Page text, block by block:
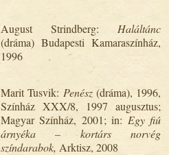
August Strindberg: Haláltánc
(dráma) Budapesti Kamaraszínház,
1996
Marit Tusvik: Penész(dráma), 1996,
Színház XXX/8, 1997 augusztus;
Magyar Színház, 2001; in: Egy fiú
árnyéka – kortárs norvég
színdarabok, Arktisz, 2008